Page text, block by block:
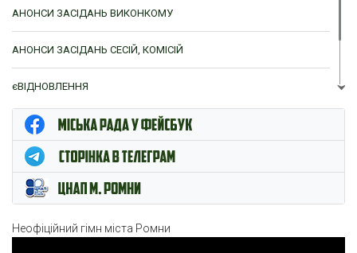
АНОНСИ ЗАСІДАНЬ ВИКОНКОМУ
АНОНСИ ЗАСІДАНЬ СЕСІЙ, КОМІСІЙ
єВІДНОВЛЕННЯ
ЦНАП м. Ромни
Неофіційний гімн міста Ромни